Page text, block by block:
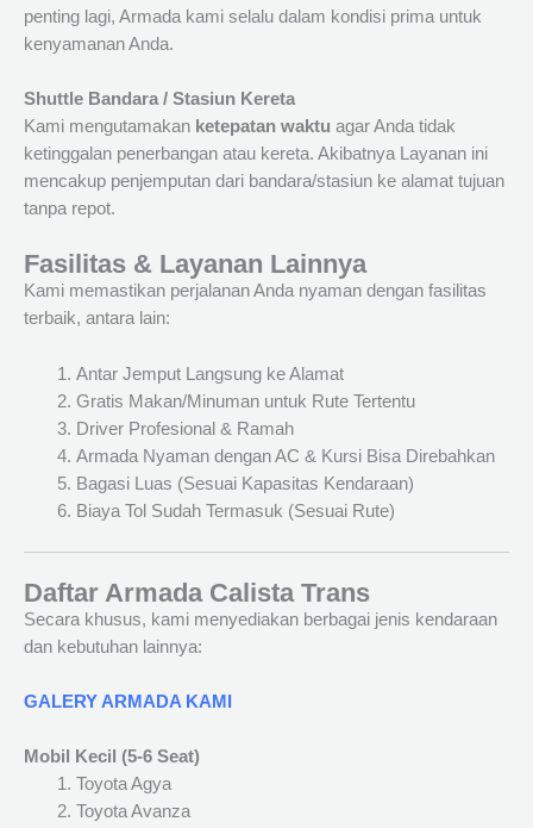
penting lagi, Armada kami selalu dalam kondisi prima untuk
kenyamanan Anda.
Shuttle Bandara / Stasiun Kereta
Kami mengutamakan ketepatan waktu agar Anda tidak
ketinggalan penerbangan atau kereta. Akibatnya Layanan ini
mencakup penjemputan dari bandara/stasiun ke alamat tujuan
tanpa repot.
Fasilitas & Layanan Lainnya
Kami memastikan perjalanan Anda nyaman dengan fasilitas
terbaik, antara lain:
Antar Jemput Langsung ke Alamat
Gratis Makan/Minuman untuk Rute Tertentu
Driver Profesional & Ramah
Armada Nyaman dengan AC & Kursi Bisa Direbahkan
Bagasi Luas (Sesuai Kapasitas Kendaraan)
Biaya Tol Sudah Termasuk (Sesuai Rute)
Daftar Armada Calista Trans
Secara khusus, kami menyediakan berbagai jenis kendaraan
dan kebutuhan lainnya:
GALERY ARMADA KAMI
Mobil Kecil (5-6 Seat)
Toyota Agya
Toyota Avanza